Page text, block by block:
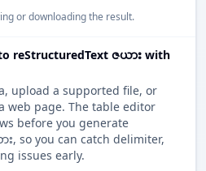
or downloading the result.
reStructuredText ဇယား with
upload a supported file, or
web page. The table editor
before you generate
, so you can catch delimiter,
issues early.